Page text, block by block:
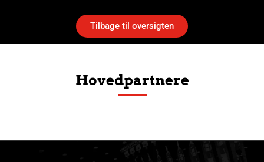
Tilbage til oversigten
Hovedpartnere